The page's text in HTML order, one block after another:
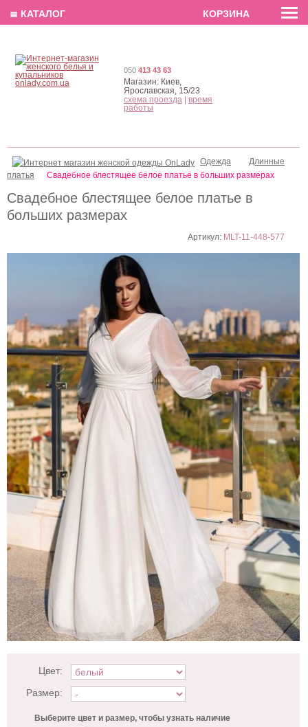
EN РУС
Свадебное блестящее белое платье в
больших размерах
Артикул: MLT-11-448-577
Цвет:
Размер:
Выберите цвет и размер, чтобы узнать наличие
Одежда
Длинные
платья
Свадебное блестящее белое платье в больших размерах
050 413 43 63
Магазин: Киев,
Ярославская, 15/23
схема проезда
время
работы
≣ КАТАЛОГ КОРЗИНА